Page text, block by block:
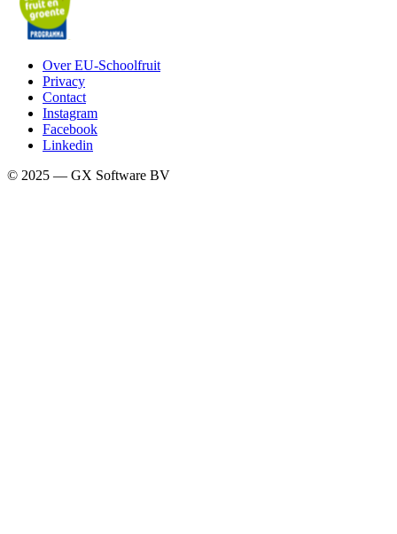
Over EU-Schoolfruit
Privacy
Contact
Instagram
Facebook
Linkedin
© 2025 — GX Software BV